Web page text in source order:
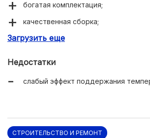
богатая комплектация;
качественная сборка;
экономичный расход воды.
Загрузить еще
Недостатки
слабый эффект поддержания
СТРОИТЕЛЬСТВО И РЕМОНТ